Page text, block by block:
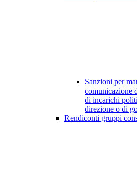
Sanzioni per
comunicazione
di incarichi
direzione o di
Rendiconti gruppi